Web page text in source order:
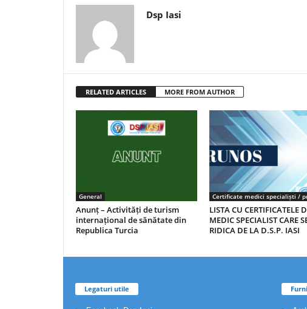
Dsp Iasi
RELATED ARTICLES MORE FROM AUTHOR
General
Anunț – Activități de turism
internațional de sănătate din
Republica Turcia
Certificate medici specialiști /
LISTA CU CERTIFICATELE
MEDIC SPECIALIST CARE
RIDICA DE LA D.S.P. IASI
Legaturi utile